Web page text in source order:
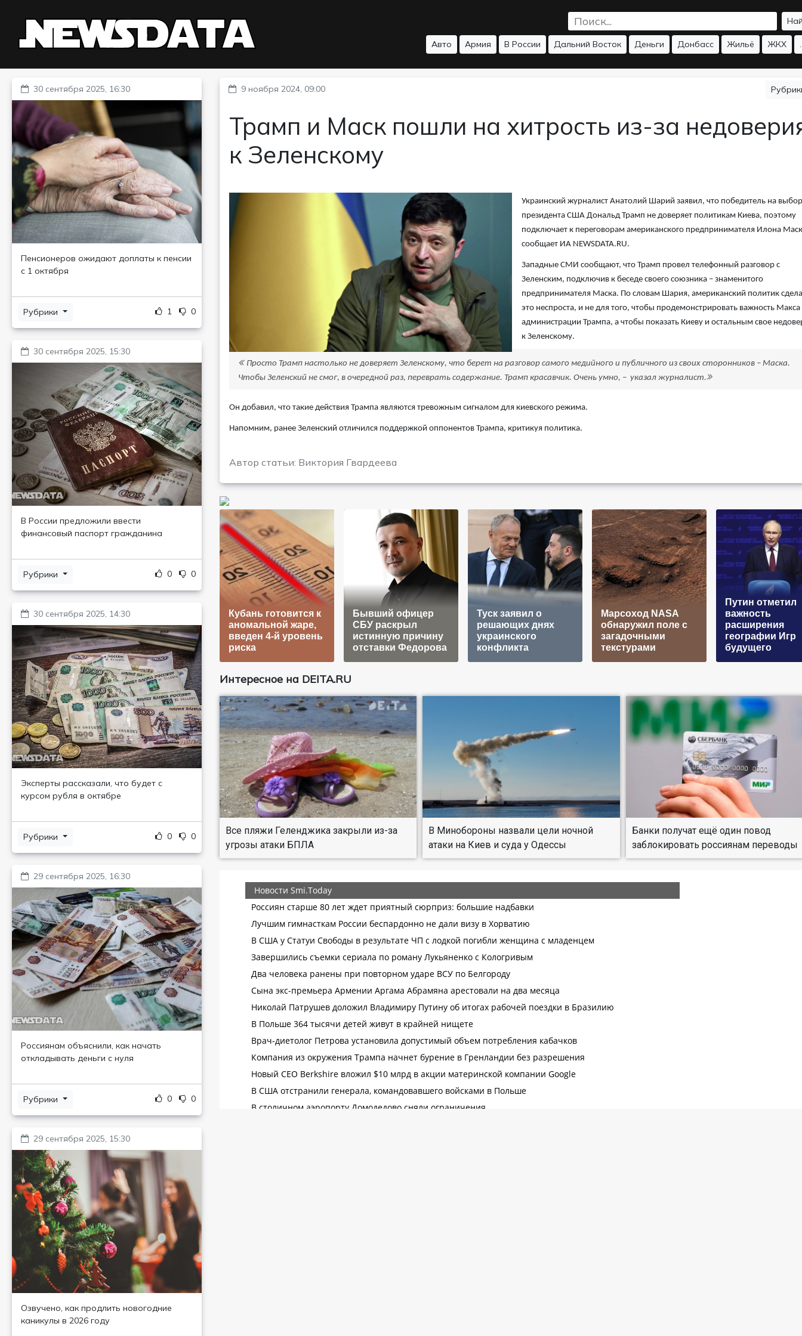
Авто Армия В России Дальний Восток Деньги Донбасс Жильё ЖКХ
30 сентября 2025, 16:30
Пенсионеров ожидают доплаты к пенсии
с 1 октября
Рубрики 1 0
30 сентября 2025, 15:30
В России предложили ввести
финансовый паспорт гражданина
Рубрики 0 0
30 сентября 2025, 14:30
Эксперты рассказали, что будет с
курсом рубля в октябре
Рубрики 0 0
29 сентября 2025, 16:30
Россиянам объяснили, как начать
откладывать деньги с нуля
Рубрики 0 0
29 сентября 2025, 15:30
Озвучено, как продлить новогодние
каникулы в 2026 году
9 ноября 2024, 09:00
Трамп и Маск пошли на хитрость из-за
к Зеленскому
Украинский журналист Анатолий Шарий заявил, что победитель на
президента США Дональд Трамп не доверяет политикам Киева, поэтому
подключает к переговорам американского предпринимателя Илона
сообщает ИА NEWSDATA.RU.
Западные СМИ сообщают, что Трамп провел телефонный разговор с
Зеленским, подключив к беседе своего союзника – знаменитого
предпринимателя Маска. По словам Шария, американский политик
это неспроста, и не для того, чтобы продемонстрировать важность Макса
администрации Трампа, а чтобы показать Киеву и остальным свое
к Зеленскому.
Просто Трамп настолько не доверяет Зеленскому, что берет на разговор самого медийного и публичного из своих сторонников – Маска.
Чтобы Зеленский не смог, в очередной раз, переврать содержание. Трамп красавчик. Очень умно, – указал журналист.
Он добавил, что такие действия Трампа являются тревожным сигналом для киевского режима.
Напомним, ранее Зеленский отличился поддержкой оппонентов Трампа, критикуя политика.
Автор статьи: Виктория Гвардеева
Кубань готовится к
аномальной жаре,
введен 4-й уровень
риска
Бывший офицер
СБУ раскрыл
истинную причину
отставки Федорова
Туск заявил о
решающих днях
украинского
конфликта
Марсоход NASA
обнаружил поле с
загадочными
текстурами
Путин отметил
важность
расширения
географии Игр
будущего
Интересное на DEITA.RU
Все пляжи Геленджика закрыли из-за
угрозы атаки БПЛА
В Минобороны назвали цели ночной
атаки на Киев и суда у Одессы
Банки получат ещё один повод
заблокировать россиянам переводы